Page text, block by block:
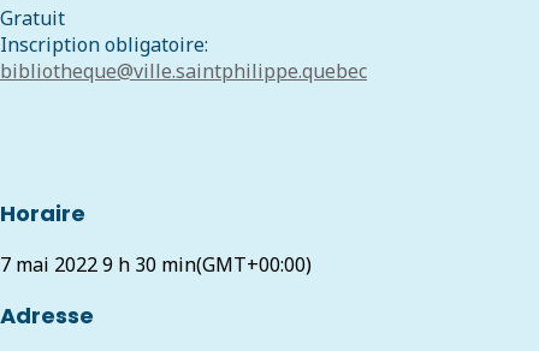
Gratuit
Inscription obligatoire:
bibliotheque@ville.saintphilippe.quebec
Horaire
7 mai 20229 h 30 min(GMT+00:00)
Adresse